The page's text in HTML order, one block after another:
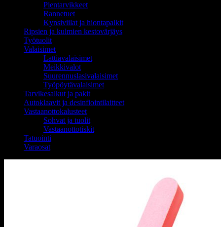
Pientarvikkeet
Rannetuet
Kynsiviilat ja hiontapalkit
Ripsien ja kulmien kestovärjäys
Työtuolit
Valaisimet
Lattiavalaisimet
Meikkivalot
Suurennuslasivalaisimet
Työpöytävalaisimet
Tarvikesalkut ja pakit
Autoklaavit ja desinfiointilaitteet
Vastaanottokalusteet
Sohvat ja tuolit
Vastaanottotiskit
Tatuointi
Varaosat